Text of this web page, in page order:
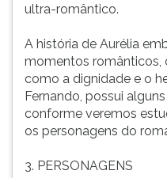
ultra-romântico.
A história de Aurélia
momentos românticos,
como a dignidade e o
Fernando, possui
conforme veremos
os personagens do
3. PERSONAGENS